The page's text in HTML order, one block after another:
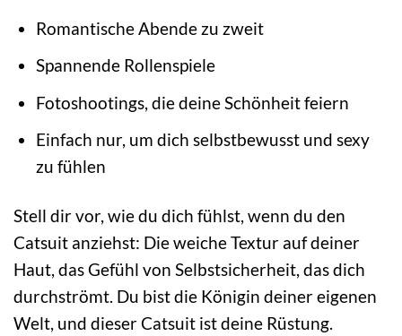
Romantische Abende zu zweit
Spannende Rollenspiele
Fotoshootings, die deine Schönheit feiern
Einfach nur, um dich selbstbewusst und sexy
zu fühlen
Stell dir vor, wie du dich fühlst, wenn du den
Catsuit anziehst: Die weiche Textur auf deiner
Haut, das Gefühl von Selbstsicherheit, das dich
durchströmt. Du bist die Königin deiner eigenen
Welt, und dieser Catsuit ist deine Rüstung.